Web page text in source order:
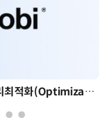
AI 시대의 의사결정을 바꾸는 수리최적화(Optimization): 실제 산업 적용 사례와 활용 전략